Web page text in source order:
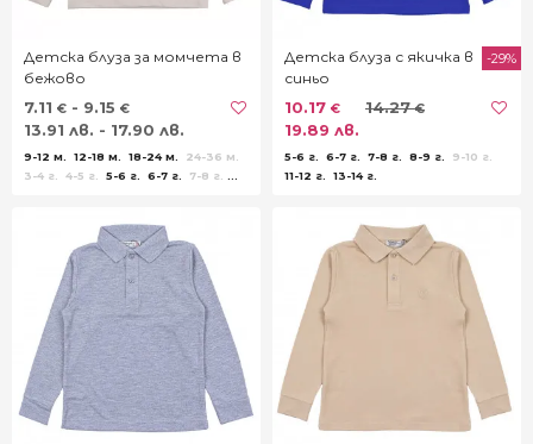
Детска блуза за момчета в
бежово
7.11 € - 9.15 €
13.91 лв. - 17.90 лв.
9-12 м. 12-18 м. 18-24 м.
24-36 м.
3-4 г.
4-5 г. 5-6 г. 6-7 г.
7-8 г.
Детска блуза с якичка в
синьо
-29%
10.17 €
19.89 лв.
14.27€
5-6 г. 6-7 г. 7-8 г. 8-9 г.
9-10 г.
11-12 г.
13-14 г.